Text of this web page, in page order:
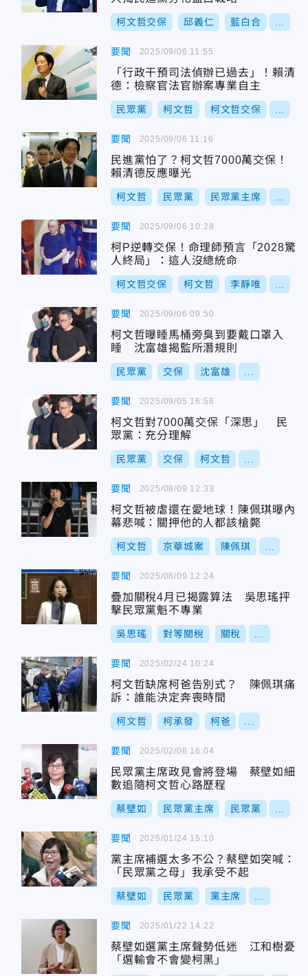
柯文哲交保 邱義仁 藍白合
要聞
「行政干預司法偵辦已過去」！賴清
德：檢察官法官辦案專業自主
民眾黨 柯文哲 柯文哲交保
2025/09/06 11:55
要聞
民進黨怕了？柯文哲7000萬交保！
賴清德反應曝光
柯文哲 民眾黨 民眾黨主席
2025/09/06 11:16
要聞
柯P逆轉交保！命理師預言「2028驚
人終局」：這人沒總統命
柯文哲交保 柯文哲 李靜唯
2025/09/06 10:28
要聞
柯文哲曝睡馬桶旁臭到要戴口罩入
睡 沈富雄揭監所潛規則
民眾黨 交保 沈富雄
2025/09/06 09:50
要聞
柯文哲對7000萬交保「深思」 民
眾黨：充分理解
民眾黨 交保 柯文哲
2025/09/05 16:56
要聞
柯文哲被虐還在愛地球！陳佩琪曝內
幕悲喊：關押他的人都該槍斃
柯文哲 京華城案 陳佩琪
2025/08/09 12:33
要聞
疊加關稅4月已揭露算法 吳思瑤抨
擊民眾黨魁不專業
吳思瑤 對等關稅 關稅
2025/08/09 12:24
要聞
柯文哲缺席柯爸告別式？ 陳佩琪痛
訴：誰能決定奔喪時間
柯文哲 柯承發 柯爸
2025/02/24 10:24
要聞
民眾黨主席政見會將登場 蔡壁如細
數追隨柯文哲心路歷程
蔡壁如 民眾黨主席 民眾黨
2025/02/08 16:04
要聞
黨主席補選太多不公？蔡壁如突喊：
「民眾黨之母」我承受不起
蔡壁如 民眾黨 黨主席
2025/01/24 15:10
要聞
蔡壁如選黨主席聲勢低迷 江和樹憂
「選輸會不會變柯黑」
2025/01/22 14:22